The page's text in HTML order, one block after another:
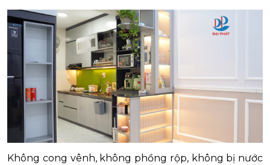
Không cong vênh, không phồng rộp, không bị nước